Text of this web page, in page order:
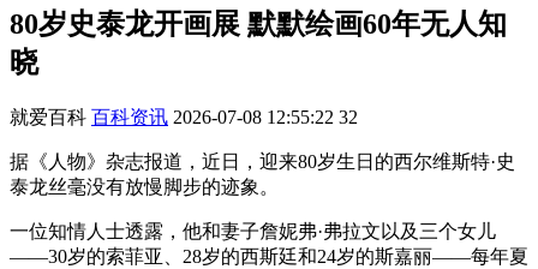
80岁史泰龙开画展 默默绘画60年无人知
晓
就爱百科 百科资讯 2026-07-08 12:55:22 32
据《人物》杂志报道，近日，迎来80岁生日的西尔维斯特·史
泰龙丝毫没有放慢脚步的迹象。
一位知情人士透露，他和妻子詹妮弗·弗拉文以及三个女儿
——30岁的索菲亚、28岁的西斯廷和24岁的斯嘉丽——每年夏